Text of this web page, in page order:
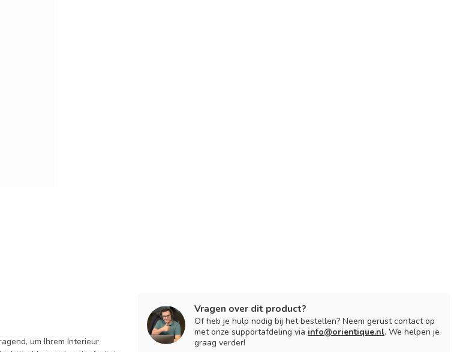
um Ihrem Interieur
Vragen over dit product?
Of heb je hulp nodig bij het bestellen? Neem gerust contact op
met onze supportafdeling via info@orientique.nl. We helpen je
graag verder!